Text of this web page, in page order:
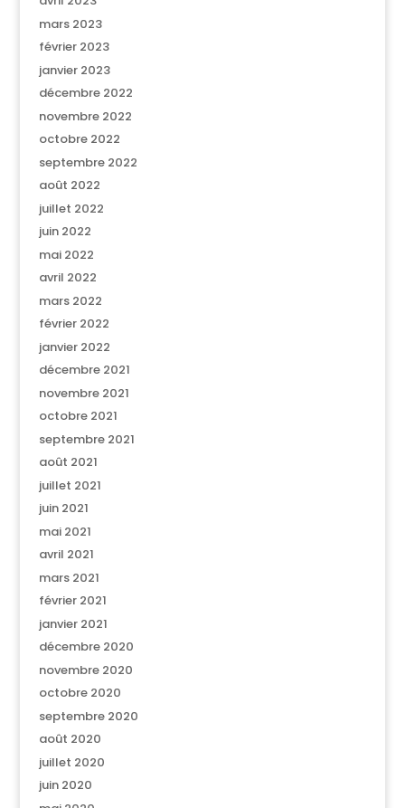
mars 2023
février 2023
janvier 2023
décembre 2022
novembre 2022
octobre 2022
septembre 2022
août 2022
juillet 2022
juin 2022
mai 2022
avril 2022
mars 2022
février 2022
janvier 2022
décembre 2021
novembre 2021
octobre 2021
septembre 2021
août 2021
juillet 2021
juin 2021
mai 2021
avril 2021
mars 2021
février 2021
janvier 2021
décembre 2020
novembre 2020
octobre 2020
septembre 2020
août 2020
juillet 2020
juin 2020